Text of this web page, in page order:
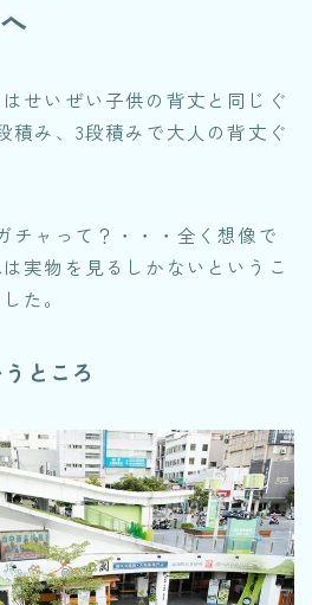
せいぜい子供の背丈と同じぐ
積み、3段積みで大人の背丈ぐ
チャって？・・・全く想像で
実物を見るしかないというこ
た。
ところ